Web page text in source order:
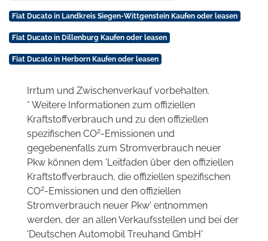
Fiat Ducato in Landkreis Siegen-Wittgenstein Kaufen oder leasen
Fiat Ducato in Dillenburg Kaufen oder leasen
Fiat Ducato in Herborn Kaufen oder leasen
Irrtum und Zwischenverkauf vorbehalten.
* Weitere Informationen zum offiziellen
Kraftstoffverbrauch und zu den offiziellen
spezifischen CO2-Emissionen und
gegebenenfalls zum Stromverbrauch neuer
Pkw können dem 'Leitfaden über den offiziellen
Kraftstoffverbrauch, die offiziellen spezifischen
CO2-Emissionen und den offiziellen
Stromverbrauch neuer Pkw' entnommen
werden, der an allen Verkaufsstellen und bei der
'Deutschen Automobil Treuhand GmbH'